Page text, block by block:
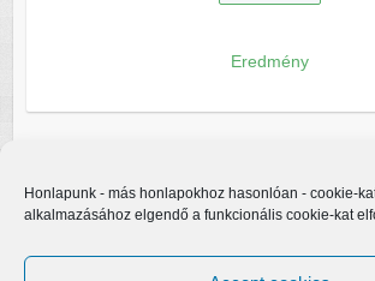
Honlapunk - más honlapokhoz hasonlóan - cookie-
alkalmazásához elgendő a funkcionális cookie-kat
Eredmény